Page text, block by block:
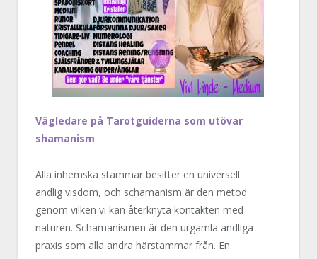
Vägledare på Tarotguiderna som utövar
shamanism
Alla inhemska stammar besitter en universell
andlig visdom, och schamanism är den metod
genom vilken vi kan återknyta kontakten med
naturen. Schamanismen är den urgamla andliga
praxis som alla andra härstammar från. En